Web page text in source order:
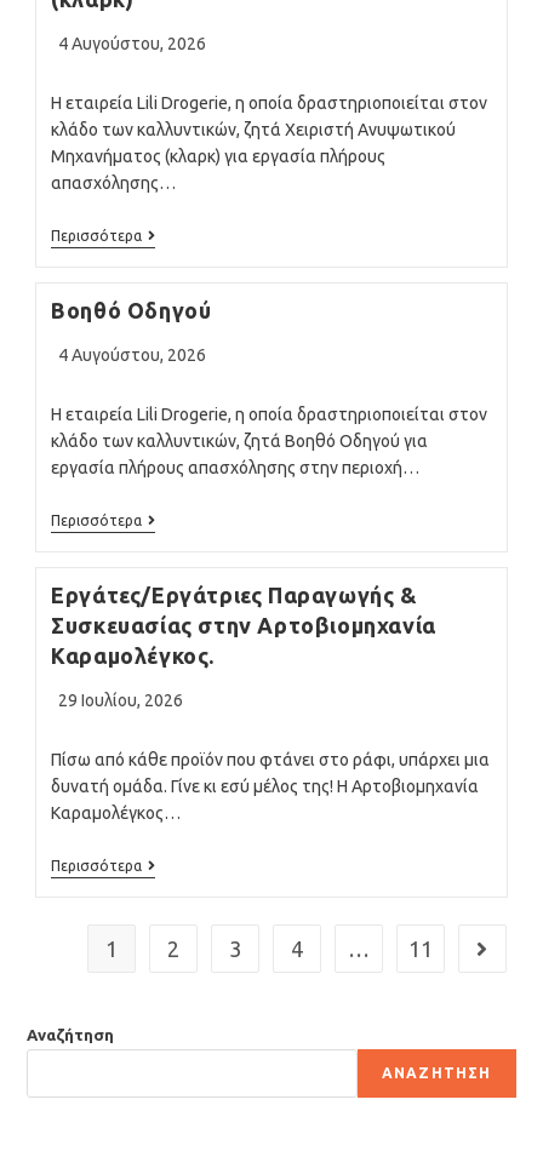
Post
4 Αυγούστου, 2026
Η εταιρεία Lili Drogerie, η οποία δραστηριοποιείται στον
κλάδο των καλλυντικών, ζητά Χειριστή Ανυψωτικού
Μηχανήματος (κλαρκ) για εργασία πλήρους
απασχόλησης…
ΠερισσότεραΧειριστή
Βοηθό Οδηγού
Post
4 Αυγούστου, 2026
Η εταιρεία Lili Drogerie, η οποία δραστηριοποιείται στον
κλάδο των καλλυντικών, ζητά Βοηθό Οδηγού για
εργασία πλήρους απασχόλησης στην περιοχή…
ΠερισσότεραΒοηθό
Εργάτες/Εργάτριες Παραγωγής &
Συσκευασίας στην Αρτοβιομηχανία
Καραμολέγκος.
Post
29 Ιουλίου, 2026
Πίσω από κάθε προϊόν που φτάνει στο ράφι, υπάρχει μια
δυνατή ομάδα. Γίνε κι εσύ μέλος της! Η Αρτοβιομηχανία
Καραμολέγκος…
ΠερισσότεραΕργάτες/
Συσκευασίας
Στην
1 2 3 4 … 11 Go to
Αναζήτηση
ΑΝΑΖΉΤΗΣΗ